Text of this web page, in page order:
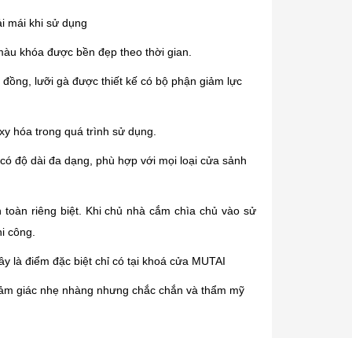
mái khi sử dụng
khóa được bền đẹp theo thời gian.
lưỡi gà được thiết kế có bộ phận giảm lực
hóa trong quá trình sử dụng.
độ dài đa dạng, phù hợp với mọi loại cửa sảnh
riêng biệt. Khi chủ nhà cắm chìa chủ vào sử
công.
là điểm đặc biệt chỉ có tại khoá cửa MUTAI
giác nhẹ nhàng nhưng chắc chắn và thẩm mỹ